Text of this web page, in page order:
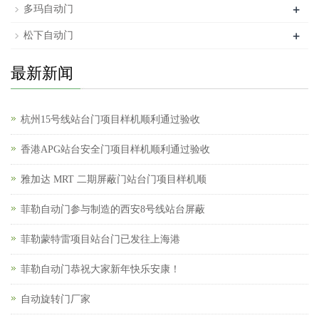
多玛自动门
+
松下自动门 +
最新新闻
杭州15号线站台门项目样机顺利通过验收
香港APG站台安全门项目样机顺利通过验收
雅加达 MRT 二期屏蔽门站台门项目样机顺
菲勒自动门参与制造的西安8号线站台屏蔽
菲勒蒙特雷项目站台门已发往上海港
菲勒自动门恭祝大家新年快乐安康！
自动旋转门厂家